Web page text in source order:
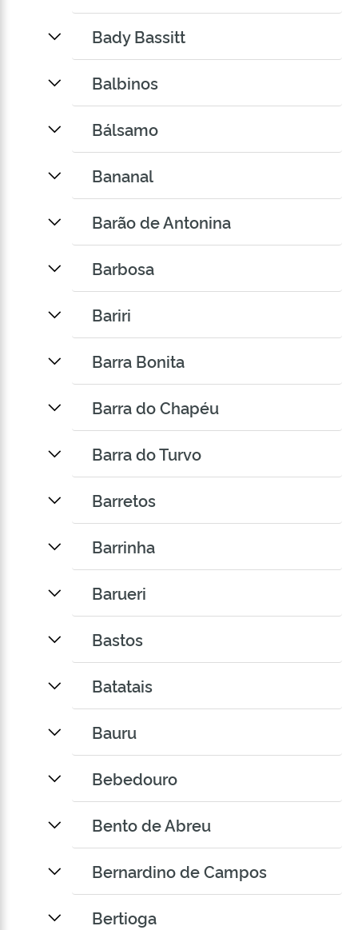
Bady Bassitt
Balbinos
Bálsamo
Bananal
Barão de Antonina
Barbosa
Bariri
Barra Bonita
Barra do Chapéu
Barra do Turvo
Barretos
Barrinha
Barueri
Bastos
Batatais
Bauru
Bebedouro
Bento de Abreu
Bernardino de Campos
Bertioga